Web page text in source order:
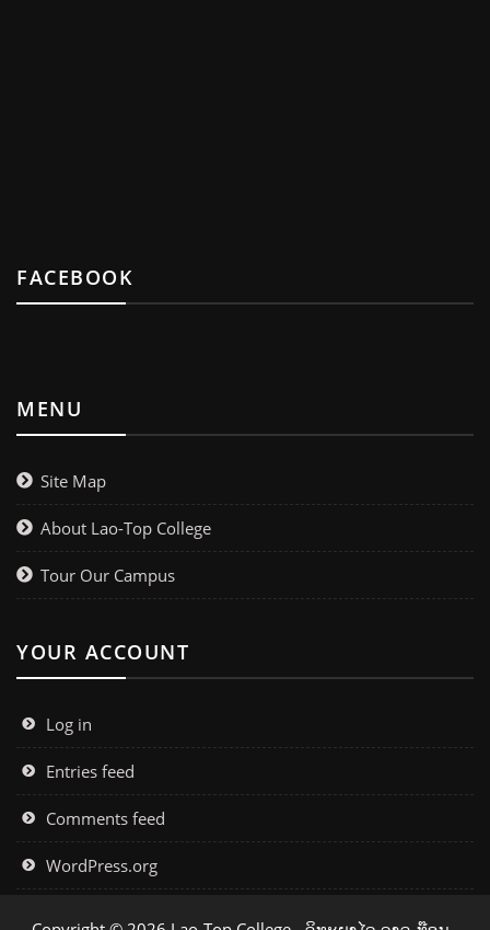
FACEBOOK
MENU
Site Map
About Lao-Top College
Tour Our Campus
YOUR ACCOUNT
Log in
Entries feed
Comments feed
WordPress.org